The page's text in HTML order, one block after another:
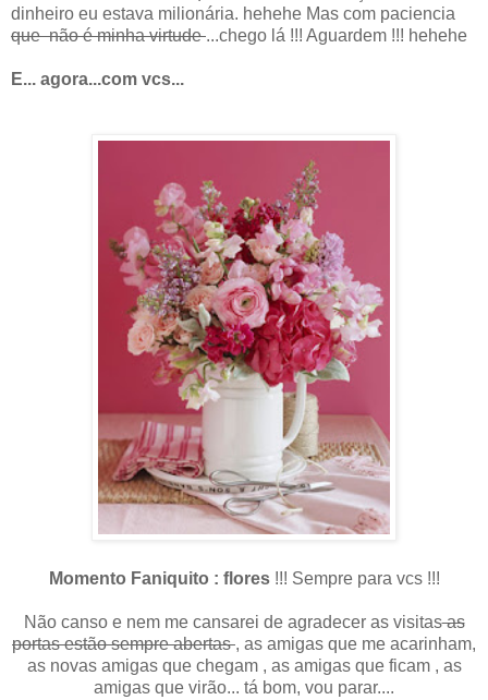
dinheiro eu estava milionária. hehehe Mas com paciencia
que não é minha virtude...chego lá !!! Aguardem !!! hehehe
E... agora...com vcs...
Momento Faniquito : flores!!! Sempre para vcs !!!
Não canso e nem me cansarei de agradecer as visitasas
portas estão sempre abertas, as amigas que me acarinham,
as novas amigas que chegam , as amigas que ficam , as
amigas que virão... tá bom, vou parar....